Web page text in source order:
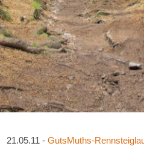
21.05.11 - GutsMuths-